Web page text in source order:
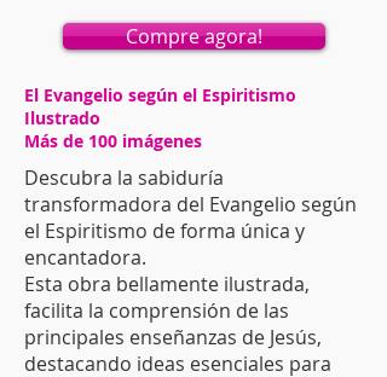
Compre agora!
El Evangelio según el Espiritismo
Ilustrado
Más de 100 imágenes
Descubra la sabiduría
transformadora del Evangelio según
el Espiritismo de forma única y
encantadora.
Esta obra bellamente ilustrada,
facilita la comprensión de las
principales enseñanzas de Jesús,
destacando ideas esenciales para